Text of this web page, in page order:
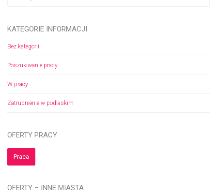
KATEGORIE INFORMACJI
Bez kategorii
Poszukiwanie pracy
W pracy
Zatrudnienie w podlaskim
OFERTY PRACY
Praca
OFERTY – INNE MIASTA